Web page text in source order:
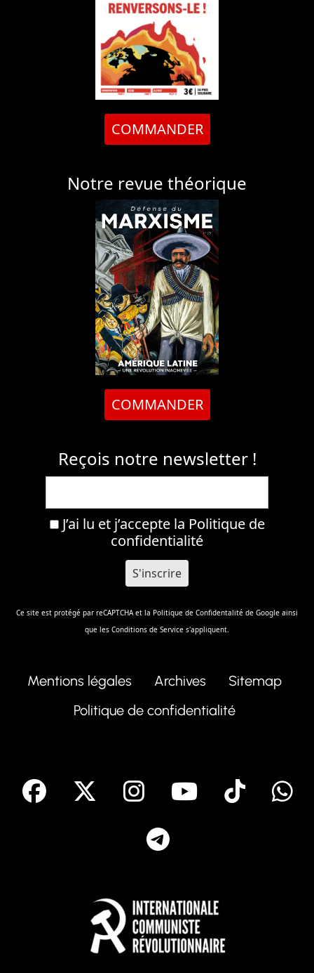
COMMANDER
Notre revue théorique
COMMANDER
Reçois notre newsletter !
J’ai lu et j’accepte la Politique de
confidentialité
Ce site est protégé par reCAPTCHA et la Politique de Confidentalité de Google ainsi
que les Conditions de Service s'appliquent.
Mentions légales Archives
Sitemap
Politique de confidentialité
facebook Instagram
Youtube
Tik